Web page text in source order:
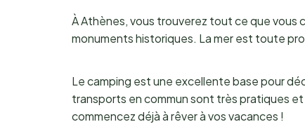
À Athènes, vous trouverez tout ce que vous
monuments historiques. La mer est toute
Le camping est une excellente base pour
transports en commun sont très pratiques
commencez déjà à rêver à vos vacances !